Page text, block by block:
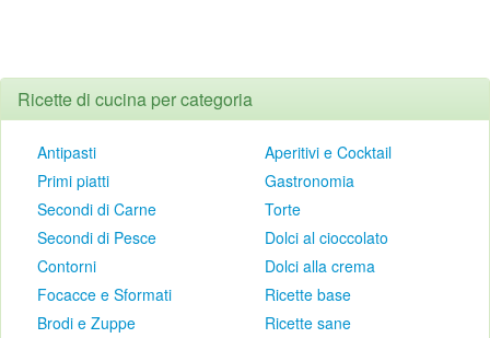
Ricette di cucina per categoria
Antipasti
Primi piatti
Secondi di Carne
Secondi di Pesce
Contorni
Focacce e Sformati
Brodi e Zuppe
Aperitivi e Cocktail
Gastronomia
Torte
Dolci al cioccolato
Dolci alla crema
Ricette base
Ricette sane